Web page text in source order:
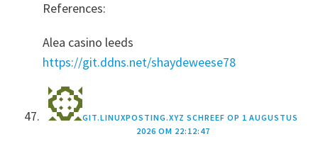
References:
Alea casino leeds
https://git.ddns.net/shaydeweese78
GIT.LINUXPOSTING.XYZ SCHREEF OP 1 AUGUSTUS
2026 OM 22:12:47